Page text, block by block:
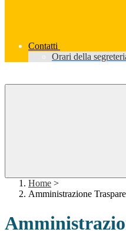
Contatti
Orari della
Home >
Amministrazione